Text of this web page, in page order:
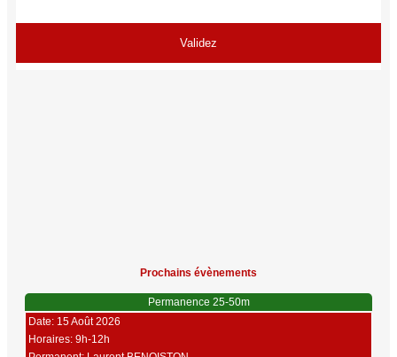
Prochains évènements
Permanence 25-50m
Date: 15 Août 2026
Horaires: 9h-12h